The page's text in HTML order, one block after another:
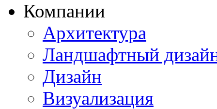
Компании
Архитектура
Ландшафтный
Дизайн
Визуализация